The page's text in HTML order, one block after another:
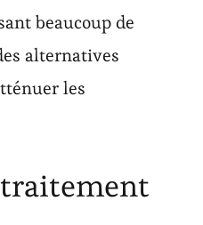
beaucoup de
alternatives
les